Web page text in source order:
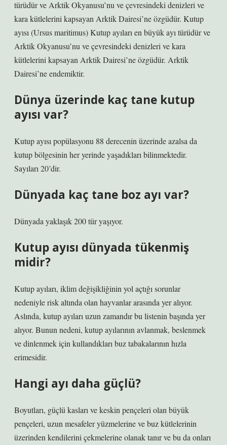
türüdür ve Arktik Okyanusu’nu ve çevresindeki denizleri ve
kara kütlelerini kapsayan Arktik Dairesi’ne özgüdür. Kutup
ayısı (Ursus maritimus) Kutup ayıları en büyük ayı türüdür ve
Arktik Okyanusu’nu ve çevresindeki denizleri ve kara
kütlelerini kapsayan Arktik Dairesi’ne özgüdür. Arktik
Dairesi’ne endemiktir.
Dünya üzerinde kaç tane kutup
ayısı var?
Kutup ayısı popülasyonu 88 derecenin üzerinde azalsa da
kutup bölgesinin her yerinde yaşadıkları bilinmektedir.
Sayıları 20’dir.
Dünyada kaç tane boz ayı var?
Dünyada yaklaşık 200 tür yaşıyor.
Kutup ayısı dünyada tükenmiş
midir?
Kutup ayıları, iklim değişikliğinin yol açtığı sorunlar
nedeniyle risk altında olan hayvanlar arasında yer alıyor.
Aslında, kutup ayıları uzun zamandır bu listenin başında yer
alıyor. Bunun nedeni, kutup ayılarının avlanmak, beslenmek
ve dinlenmek için kullandıkları buz tabakalarının hızla
erimesidir.
Hangi ayı daha güçlü?
Boyutları, güçlü kasları ve keskin pençeleri olan büyük
pençeleri, uzun mesafeler yüzmelerine ve buz kütlelerinin
üzerinden kendilerini çekmelerine olanak tanır ve bu da onları